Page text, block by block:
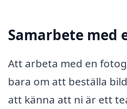
Samarbete med
Att arbeta med en
bara om att beställa
att känna att ni är ett